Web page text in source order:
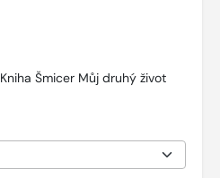
Kniha Šmicer Můj druhý život